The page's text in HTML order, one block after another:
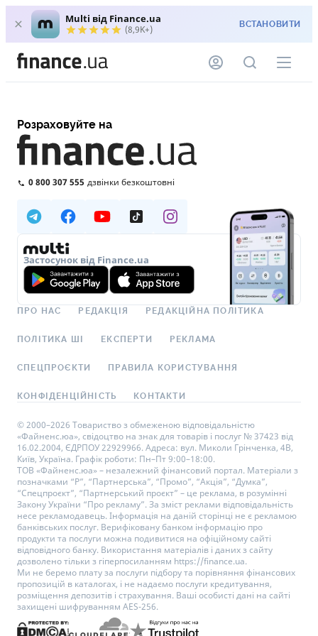
Multi від Finance.ua
(8,9K+) ВСТАНОВИТИ
Розраховуйте на
0 800 307 555 дзвінки безкоштовні
Застосунок від Finance.ua
ПРО НАС РЕДАКЦІЯ РЕДАКЦІЙНА ПОЛІТИКА
ПОЛІТИКА ШІ ЕКСПЕРТИ РЕКЛАМА
СПЕЦПРОЄКТИ ПРАВИЛА КОРИСТУВАННЯ
КОНФІДЕНЦІЙНІСТЬ КОНТАКТИ
© 2000–2026 Товариство з обмеженою відповідальністю
«Файненс.юа», свідоцтво на знак для товарів і послуг № 37423 від
16.02.2004, ЄДРПОУ 22929966. Адреса: вул. Миколи Грінченка, 4В,
Київ, Україна. Графік роботи: Пн–Пт 9:00–18:00.
ТОВ «Файненс.юа» – незалежний фінансовий портал. Матеріали з
позначками “Р”, “Партнерська”, “Промо”, “Акція”, “Думка”,
“Спецпроєкт”, “Партнерський проєкт” – це реклама, в розумінні
Закону України “Про рекламу”. За зміст реклами відповідальність
несе рекламодавець. Інформація на даній сторінці не є рекламою
банківських послуг. Верифіковану банком інформацію про
продукти та послуги можна подивитися на офіційному сайті
відповідного банку. Використання матеріалів і даних з сайту
дозволено тільки з гіперпосиланням https://finance.ua.
Ми не беремо плату за послуги підбору та порівняння фінансових
пропозицій в каталогах, і не надаємо послуги кредитування,
розміщення депозитів і страхування. Ваші особисті дані на сайті
захищені шифруванням AES-256.